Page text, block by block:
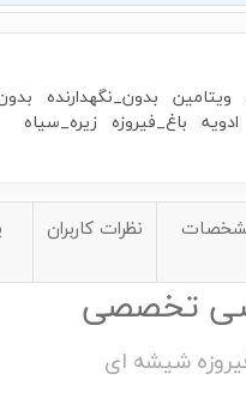
ویتامین بدون_نگهدارنده
ادویه باغ_فیروزه زیره_سیاه
نظرات کاربران
تخصصی
شیشه ای